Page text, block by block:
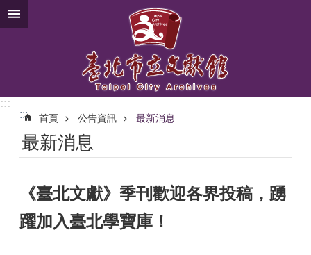
跳到主要內容區塊
:::
:::
首頁 公告資訊 最新消息
最新消息
《臺北文獻》季刊歡迎各界投稿，踴
躍加入臺北學寶庫！